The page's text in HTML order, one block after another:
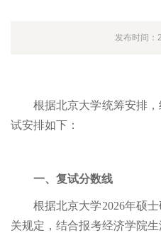
发布时间：
根据北京大学统筹安排
试安排如下：
一、复试分数线
根据北京大学2026年硕
关规定，结合报考经济学院